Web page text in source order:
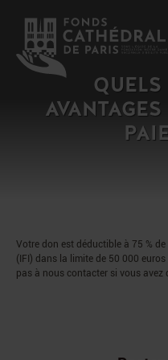
Votre don est déductible à 75 %
(IFI) dans la limite de 50 000
pas à nous contacter si vous avez